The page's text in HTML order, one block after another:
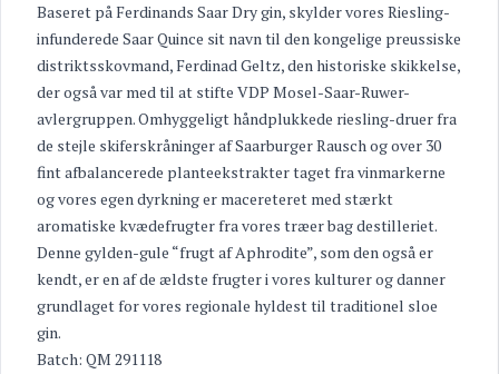
Baseret på Ferdinands Saar Dry gin, skylder vores Riesling-
infunderede Saar Quince sit navn til den kongelige preussiske
distriktsskovmand, Ferdinad Geltz, den historiske skikkelse,
der også var med til at stifte VDP Mosel-Saar-Ruwer-
avlergruppen. Omhyggeligt håndplukkede riesling-druer fra
de stejle skiferskråninger af Saarburger Rausch og over 30
fint afbalancerede planteekstrakter taget fra vinmarkerne
og vores egen dyrkning er macereteret med stærkt
aromatiske kvædefrugter fra vores træer bag destilleriet.
Denne gylden-gule “frugt af Aphrodite”, som den også er
kendt, er en af ​​de ældste frugter i vores kulturer og danner
grundlaget for vores regionale hyldest til traditionel sloe
gin.
Batch: QM 291118